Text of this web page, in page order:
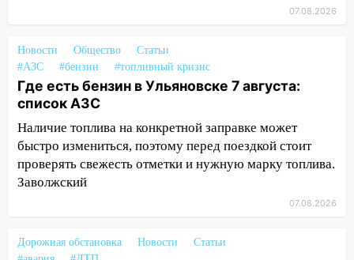
15:08 В Кузоватово после прокурорской
проверки обновили разметку на
пешеходных переходах
14:40 На проспекте Гая в Ульяновске
запретили остановку автомобилей на
50-метровом участке
большой фестиваль «Наше время» с
«Мураками»
07.08.2026
Новости Общество
Статьи
#АЗС
#бензин #топливный кризис
Где есть бензин в Ульяновске 7 августа:
список АЗС
Наличие топлива на конкретной заправке может
быстро измениться, поэтому перед поездкой стоит
проверять свежесть отметки и нужную марку топлива.
Заволжский
07.08.2026
Дорожная обстановка Новости
Статьи